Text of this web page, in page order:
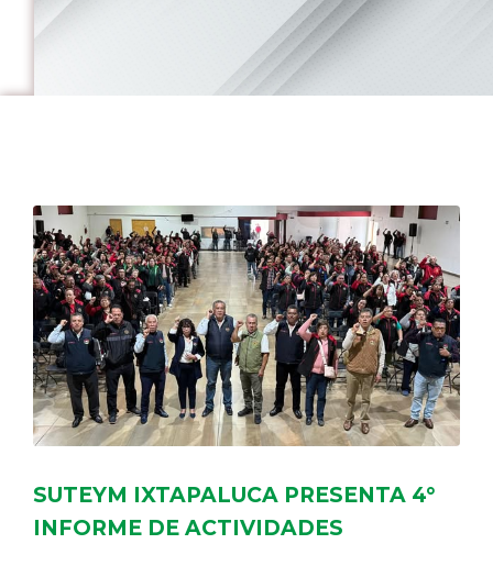
COORDINADORES
TRANSPARENCIA
SUTEYM IXTAPALUCA PRESENTA 4°
INFORME DE ACTIVIDADES